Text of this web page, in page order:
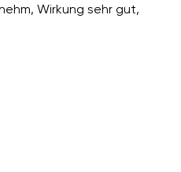
Wirkung sehr gut,